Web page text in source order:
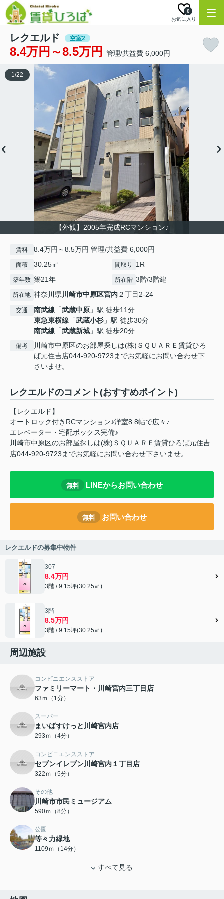
お気に入り
0
レクエルド 空室2
8.4万円～8.5万円 管理/共益費 6,000円
【外観】2005年完成RCマンション♪
1/22
賃料 8.4万円～8.5万円 管理/共益費 6,000円
面積 30.25㎡ 間取り 1R
築年数 築21年 所在階 3階/3階建
所在地 神奈川県川崎市中原区宮内２丁目2-24
交通 南武線 「武蔵中原 」駅 徒歩11分
東急東横線 「武蔵小杉 」駅 徒歩30分
南武線 「武蔵新城 」駅 徒歩20分
備考
川崎市中原区のお部屋探しは(株)ＳＱＵＡＲＥ賃貸ひろ
ば元住吉店044-920-9723までお気軽にお問い合わせ下
さいませ。
レクエルドのコメント(おすすめポイント)
【レクエルド】
オートロック付きRCマンション♪洋室8.8帖で広々♪
エレベーター・宅配ボックス完備♪
川崎市中原区のお部屋探しは(株)ＳＱＵＡＲＥ賃貸ひろば元住吉
店044-920-9723までお気軽にお問い合わせ下さいませ。
無料 LINEからお問い合わせ
無料 お問い合わせ
レクエルドの募集中物件
307
8.4万円
3階 / 9.15坪(30.25㎡)
3階
8.5万円
3階 / 9.15坪(30.25㎡)
周辺施設
コンビニエンスストア
ファミリーマート・川崎宮内三丁目店
63ｍ（1分）
スーパー
まいばすけっと川崎宮内店
293ｍ（4分）
コンビニエンスストア
セブンイレブン川崎宮内１丁目店
322ｍ（5分）
その他
川崎市市民ミュージアム
590ｍ（8分）
公園
等々力緑地
1109ｍ（14分）
すべて見る